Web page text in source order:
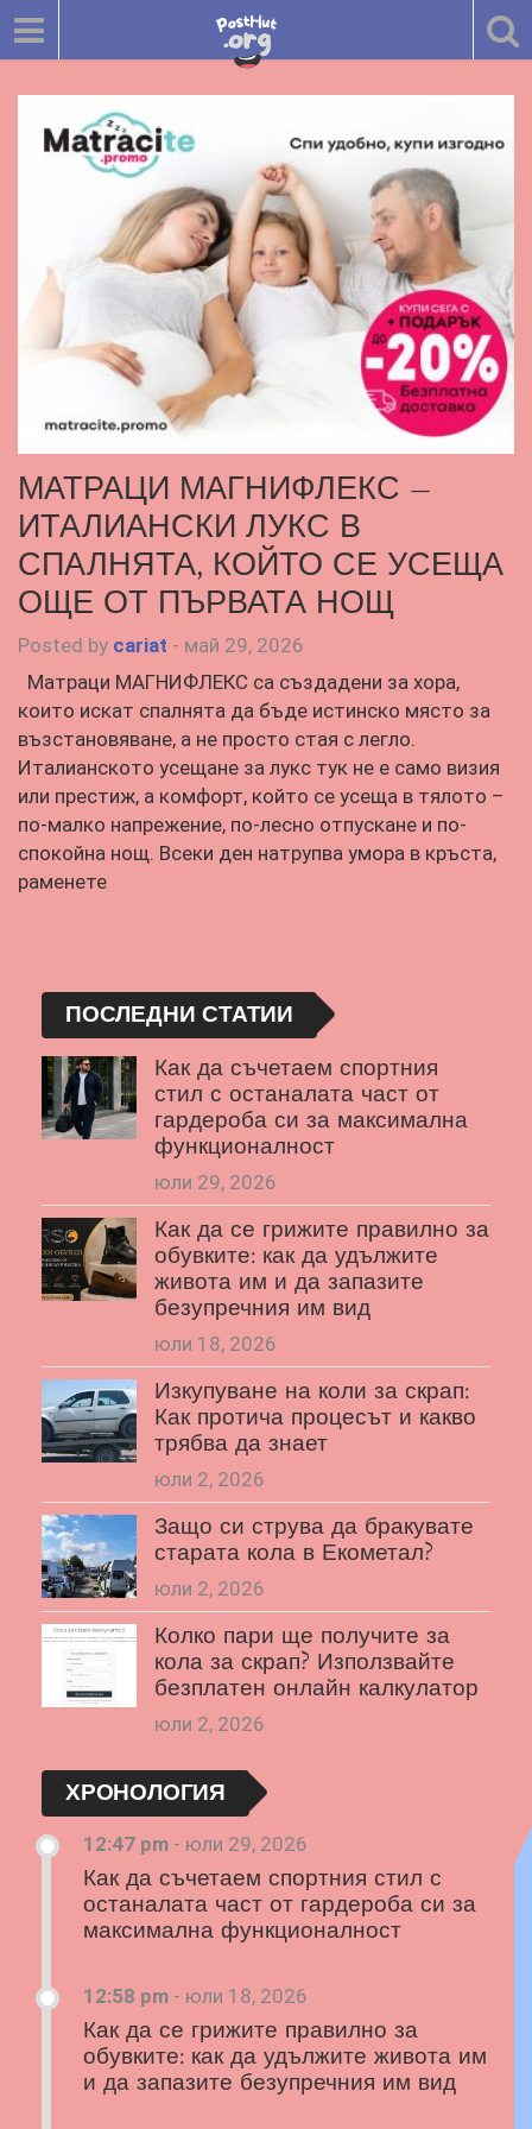
МАТРАЦИ МАГНИФЛЕКС –
ИТАЛИАНСКИ ЛУКС В
СПАЛНЯТА, КОЙТО СЕ УСЕЩА
ОЩЕ ОТ ПЪРВАТА НОЩ
Posted by cariat - май 29, 2026
Матраци МАГНИФЛЕКС са създадени за хора,
които искат спалнята да бъде истинско място за
възстановяване, а не просто стая с легло.
Италианското усещане за лукс тук не е само визия
или престиж, а комфорт, който се усеща в тялото –
по-малко напрежение, по-лесно отпускане и по-
спокойна нощ. Всеки ден натрупва умора в кръста,
раменете
ПОСЛЕДНИ СТАТИИ
Как да съчетаем спортния
стил с останалата част от
гардероба си за максимална
функционалност
юли 29, 2026
Как да се грижите правилно за
обувките: как да удължите
живота им и да запазите
безупречния им вид
юли 18, 2026
Изкупуване на коли за скрап:
Как протича процесът и какво
трябва да знает
юли 2, 2026
Защо си струва да бракувате
старата кола в Екометал?
юли 2, 2026
Колко пари ще получите за
кола за скрап? Използвайте
безплатен онлайн калкулатор
юли 2, 2026
ХРОНОЛОГИЯ
12:47 pm - юли 29, 2026
Как да съчетаем спортния стил с
останалата част от гардероба си за
максимална функционалност
12:58 pm - юли 18, 2026
Как да се грижите правилно за
обувките: как да удължите живота им
и да запазите безупречния им вид